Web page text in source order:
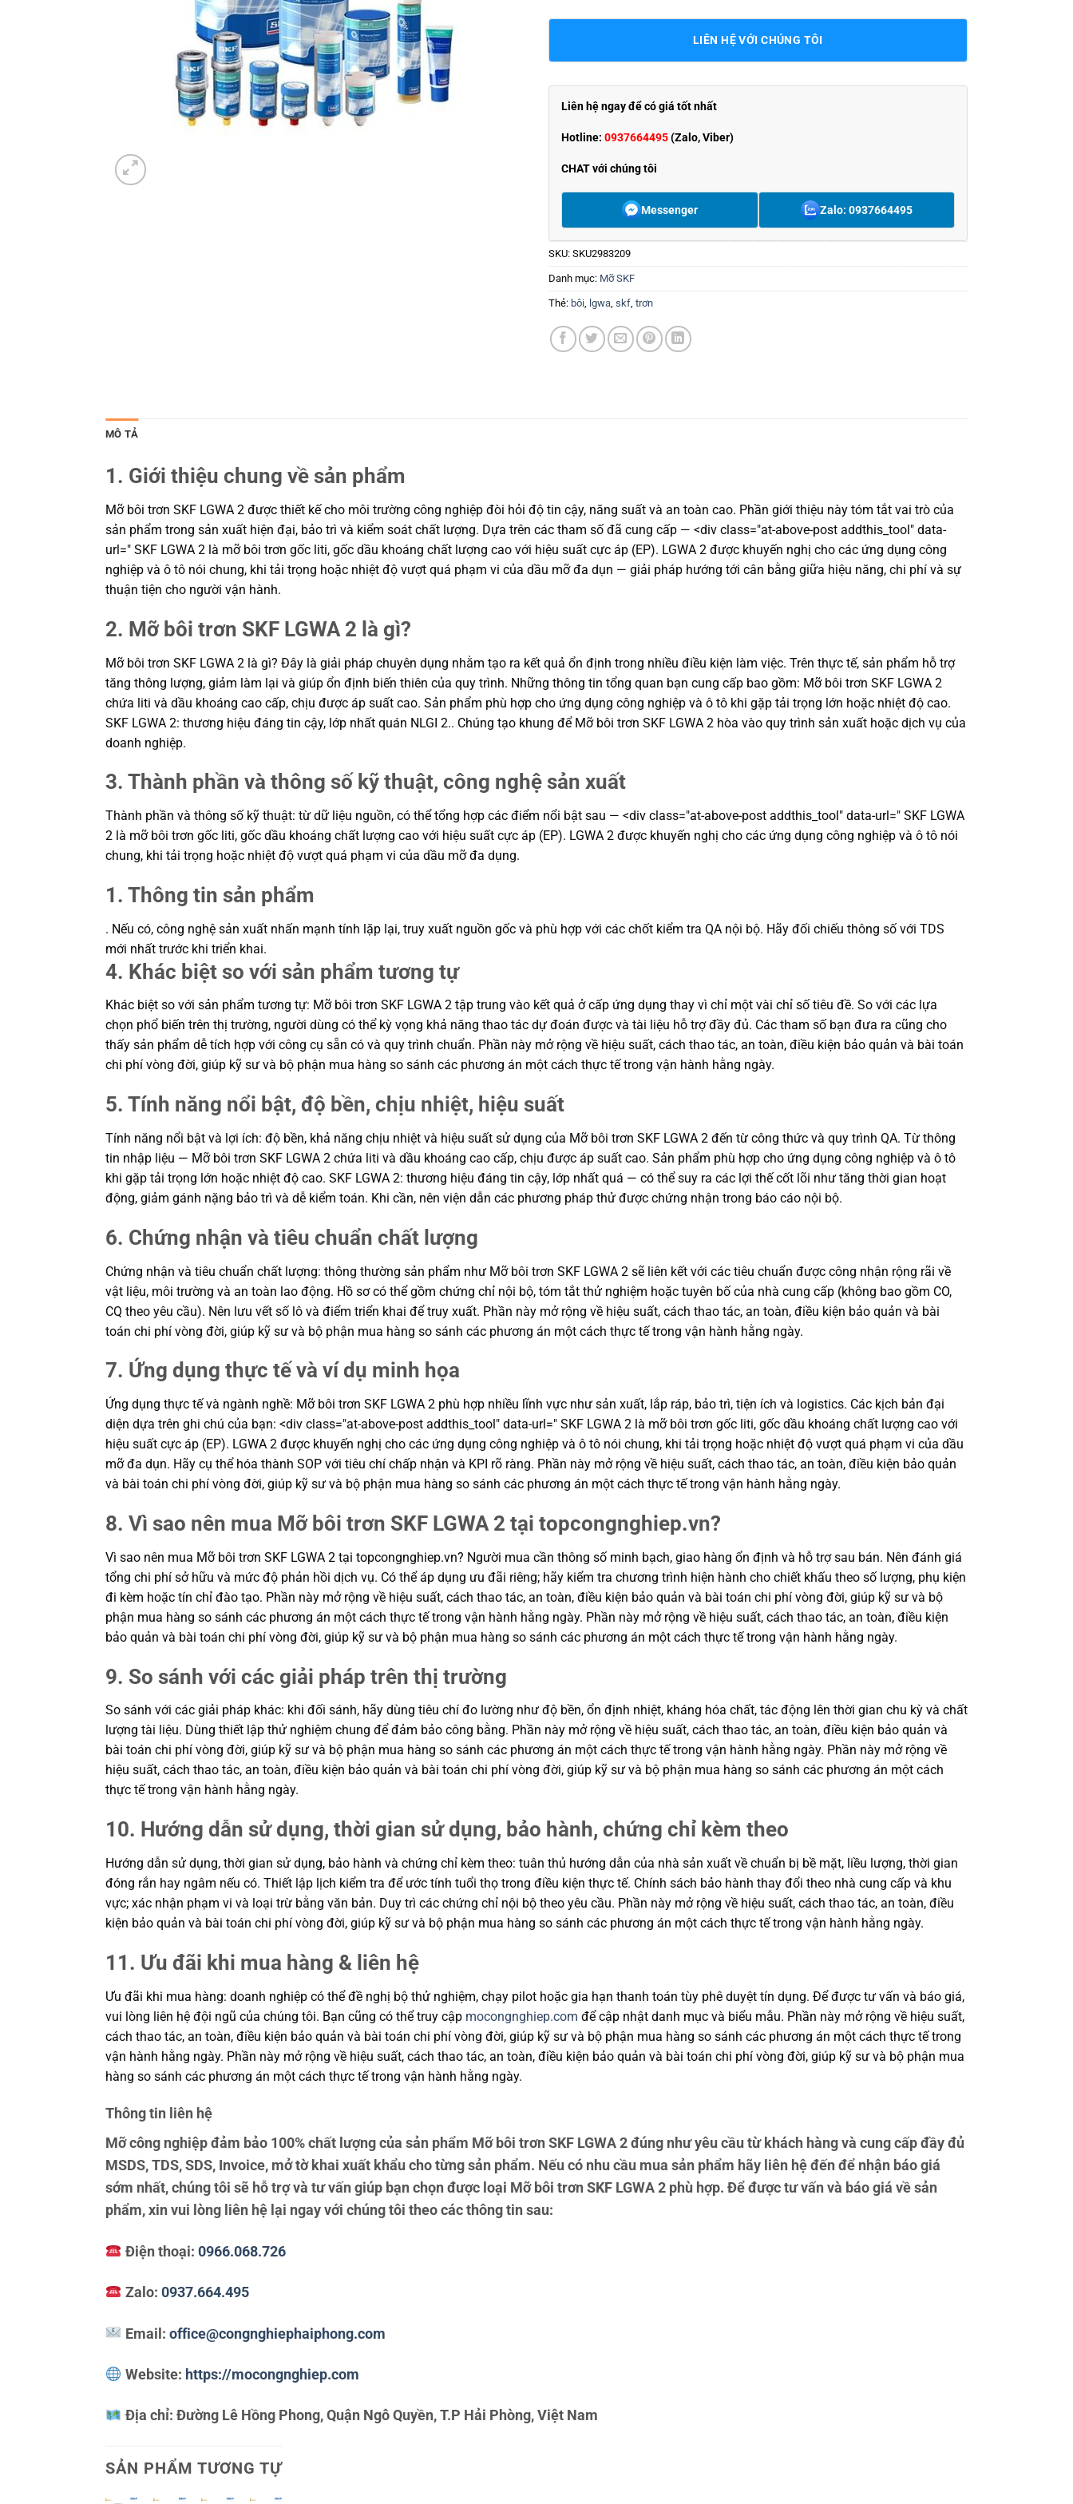
LIÊN HỆ VỚI CHÚNG TÔI
Liên hệ ngay để có giá tốt nhất
Hotline: 0937664495(Zalo, Viber)
CHAT với chúng tôi
Messenger Zalo: 0937664495
SKU: SKU2983209
Danh mục: Mỡ SKF
Thẻ: bôi, lgwa, skf, trơn
MÔ TẢ
1. Giới thiệu chung về sản phẩm
Mỡ bôi trơn SKF LGWA 2 được thiết kế cho môi trường công nghiệp đòi hỏi độ tin cậy, năng suất và an toàn cao. Phần giới thiệu này tóm tắt vai trò của
sản phẩm trong sản xuất hiện đại, bảo trì và kiểm soát chất lượng. Dựa trên các tham số đã cung cấp — <div class="at-above-post addthis_tool" data-
url=" SKF LGWA 2 là mỡ bôi trơn gốc liti, gốc dầu khoáng chất lượng cao với hiệu suất cực áp (EP). LGWA 2 được khuyến nghị cho các ứng dụng công
nghiệp và ô tô nói chung, khi tải trọng hoặc nhiệt độ vượt quá phạm vi của dầu mỡ đa dụn — giải pháp hướng tới cân bằng giữa hiệu năng, chi phí và sự
thuận tiện cho người vận hành.
2. Mỡ bôi trơn SKF LGWA 2 là gì?
Mỡ bôi trơn SKF LGWA 2 là gì? Đây là giải pháp chuyên dụng nhằm tạo ra kết quả ổn định trong nhiều điều kiện làm việc. Trên thực tế, sản phẩm hỗ trợ
tăng thông lượng, giảm làm lại và giúp ổn định biến thiên của quy trình. Những thông tin tổng quan bạn cung cấp bao gồm: Mỡ bôi trơn SKF LGWA 2
chứa liti và dầu khoáng cao cấp, chịu được áp suất cao. Sản phẩm phù hợp cho ứng dụng công nghiệp và ô tô khi gặp tải trọng lớn hoặc nhiệt độ cao.
SKF LGWA 2: thương hiệu đáng tin cậy, lớp nhất quán NLGI 2.. Chúng tạo khung để Mỡ bôi trơn SKF LGWA 2 hòa vào quy trình sản xuất hoặc dịch vụ của
doanh nghiệp.
3. Thành phần và thông số kỹ thuật, công nghệ sản xuất
Thành phần và thông số kỹ thuật: từ dữ liệu nguồn, có thể tổng hợp các điểm nổi bật sau — <div class="at-above-post addthis_tool" data-url=" SKF LGWA
2 là mỡ bôi trơn gốc liti, gốc dầu khoáng chất lượng cao với hiệu suất cực áp (EP). LGWA 2 được khuyến nghị cho các ứng dụng công nghiệp và ô tô nói
chung, khi tải trọng hoặc nhiệt độ vượt quá phạm vi của dầu mỡ đa dụng.
1. Thông tin sản phẩm
. Nếu có, công nghệ sản xuất nhấn mạnh tính lặp lại, truy xuất nguồn gốc và phù hợp với các chốt kiểm tra QA nội bộ. Hãy đối chiếu thông số với TDS
mới nhất trước khi triển khai.
4. Khác biệt so với sản phẩm tương tự
Khác biệt so với sản phẩm tương tự: Mỡ bôi trơn SKF LGWA 2 tập trung vào kết quả ở cấp ứng dụng thay vì chỉ một vài chỉ số tiêu đề. So với các lựa
chọn phổ biến trên thị trường, người dùng có thể kỳ vọng khả năng thao tác dự đoán được và tài liệu hỗ trợ đầy đủ. Các tham số bạn đưa ra cũng cho
thấy sản phẩm dễ tích hợp với công cụ sẵn có và quy trình chuẩn. Phần này mở rộng về hiệu suất, cách thao tác, an toàn, điều kiện bảo quản và bài toán
chi phí vòng đời, giúp kỹ sư và bộ phận mua hàng so sánh các phương án một cách thực tế trong vận hành hằng ngày.
5. Tính năng nổi bật, độ bền, chịu nhiệt, hiệu suất
Tính năng nổi bật và lợi ích: độ bền, khả năng chịu nhiệt và hiệu suất sử dụng của Mỡ bôi trơn SKF LGWA 2 đến từ công thức và quy trình QA. Từ thông
tin nhập liệu — Mỡ bôi trơn SKF LGWA 2 chứa liti và dầu khoáng cao cấp, chịu được áp suất cao. Sản phẩm phù hợp cho ứng dụng công nghiệp và ô tô
khi gặp tải trọng lớn hoặc nhiệt độ cao. SKF LGWA 2: thương hiệu đáng tin cậy, lớp nhất quá — có thể suy ra các lợi thế cốt lõi như tăng thời gian hoạt
động, giảm gánh nặng bảo trì và dễ kiểm toán. Khi cần, nên viện dẫn các phương pháp thử được chứng nhận trong báo cáo nội bộ.
6. Chứng nhận và tiêu chuẩn chất lượng
Chứng nhận và tiêu chuẩn chất lượng: thông thường sản phẩm như Mỡ bôi trơn SKF LGWA 2 sẽ liên kết với các tiêu chuẩn được công nhận rộng rãi về
vật liệu, môi trường và an toàn lao động. Hồ sơ có thể gồm chứng chỉ nội bộ, tóm tắt thử nghiệm hoặc tuyên bố của nhà cung cấp (không bao gồm CO,
CQ theo yêu cầu). Nên lưu vết số lô và điểm triển khai để truy xuất. Phần này mở rộng về hiệu suất, cách thao tác, an toàn, điều kiện bảo quản và bài
toán chi phí vòng đời, giúp kỹ sư và bộ phận mua hàng so sánh các phương án một cách thực tế trong vận hành hằng ngày.
7. Ứng dụng thực tế và ví dụ minh họa
Ứng dụng thực tế và ngành nghề: Mỡ bôi trơn SKF LGWA 2 phù hợp nhiều lĩnh vực như sản xuất, lắp ráp, bảo trì, tiện ích và logistics. Các kịch bản đại
diện dựa trên ghi chú của bạn: <div class="at-above-post addthis_tool" data-url=" SKF LGWA 2 là mỡ bôi trơn gốc liti, gốc dầu khoáng chất lượng cao với
hiệu suất cực áp (EP). LGWA 2 được khuyến nghị cho các ứng dụng công nghiệp và ô tô nói chung, khi tải trọng hoặc nhiệt độ vượt quá phạm vi của dầu
mỡ đa dụn. Hãy cụ thể hóa thành SOP với tiêu chí chấp nhận và KPI rõ ràng. Phần này mở rộng về hiệu suất, cách thao tác, an toàn, điều kiện bảo quản
và bài toán chi phí vòng đời, giúp kỹ sư và bộ phận mua hàng so sánh các phương án một cách thực tế trong vận hành hằng ngày.
8. Vì sao nên mua Mỡ bôi trơn SKF LGWA 2 tại topcongnghiep.vn?
Vì sao nên mua Mỡ bôi trơn SKF LGWA 2 tại topcongnghiep.vn? Người mua cần thông số minh bạch, giao hàng ổn định và hỗ trợ sau bán. Nên đánh giá
tổng chi phí sở hữu và mức độ phản hồi dịch vụ. Có thể áp dụng ưu đãi riêng; hãy kiểm tra chương trình hiện hành cho chiết khấu theo số lượng, phụ kiện
đi kèm hoặc tín chỉ đào tạo. Phần này mở rộng về hiệu suất, cách thao tác, an toàn, điều kiện bảo quản và bài toán chi phí vòng đời, giúp kỹ sư và bộ
phận mua hàng so sánh các phương án một cách thực tế trong vận hành hằng ngày. Phần này mở rộng về hiệu suất, cách thao tác, an toàn, điều kiện
bảo quản và bài toán chi phí vòng đời, giúp kỹ sư và bộ phận mua hàng so sánh các phương án một cách thực tế trong vận hành hằng ngày.
9. So sánh với các giải pháp trên thị trường
So sánh với các giải pháp khác: khi đối sánh, hãy dùng tiêu chí đo lường như độ bền, ổn định nhiệt, kháng hóa chất, tác động lên thời gian chu kỳ và chất
lượng tài liệu. Dùng thiết lập thử nghiệm chung để đảm bảo công bằng. Phần này mở rộng về hiệu suất, cách thao tác, an toàn, điều kiện bảo quản và
bài toán chi phí vòng đời, giúp kỹ sư và bộ phận mua hàng so sánh các phương án một cách thực tế trong vận hành hằng ngày. Phần này mở rộng về
hiệu suất, cách thao tác, an toàn, điều kiện bảo quản và bài toán chi phí vòng đời, giúp kỹ sư và bộ phận mua hàng so sánh các phương án một cách
thực tế trong vận hành hằng ngày.
10. Hướng dẫn sử dụng, thời gian sử dụng, bảo hành, chứng chỉ kèm theo
Hướng dẫn sử dụng, thời gian sử dụng, bảo hành và chứng chỉ kèm theo: tuân thủ hướng dẫn của nhà sản xuất về chuẩn bị bề mặt, liều lượng, thời gian
đóng rắn hay ngâm nếu có. Thiết lập lịch kiểm tra để ước tính tuổi thọ trong điều kiện thực tế. Chính sách bảo hành thay đổi theo nhà cung cấp và khu
vực; xác nhận phạm vi và loại trừ bằng văn bản. Duy trì các chứng chỉ nội bộ theo yêu cầu. Phần này mở rộng về hiệu suất, cách thao tác, an toàn, điều
kiện bảo quản và bài toán chi phí vòng đời, giúp kỹ sư và bộ phận mua hàng so sánh các phương án một cách thực tế trong vận hành hằng ngày.
11. Ưu đãi khi mua hàng & liên hệ
Ưu đãi khi mua hàng: doanh nghiệp có thể đề nghị bộ thử nghiệm, chạy pilot hoặc gia hạn thanh toán tùy phê duyệt tín dụng. Để được tư vấn và báo giá,
vui lòng liên hệ đội ngũ của chúng tôi. Bạn cũng có thể truy cập mocongnghiep.com để cập nhật danh mục và biểu mẫu. Phần này mở rộng về hiệu suất,
cách thao tác, an toàn, điều kiện bảo quản và bài toán chi phí vòng đời, giúp kỹ sư và bộ phận mua hàng so sánh các phương án một cách thực tế trong
vận hành hằng ngày. Phần này mở rộng về hiệu suất, cách thao tác, an toàn, điều kiện bảo quản và bài toán chi phí vòng đời, giúp kỹ sư và bộ phận mua
hàng so sánh các phương án một cách thực tế trong vận hành hằng ngày.
Thông tin liên hệ
Mỡ công nghiệp đảm bảo 100% chất lượng của sản phẩm Mỡ bôi trơn SKF LGWA 2 đúng như yêu cầu từ khách hàng và cung cấp đầy đủ
MSDS, TDS, SDS, Invoice, mở tờ khai xuất khẩu cho từng sản phẩm. Nếu có nhu cầu mua sản phẩm hãy liên hệ đến để nhận báo giá
sớm nhất, chúng tôi sẽ hỗ trợ và tư vấn giúp bạn chọn được loại Mỡ bôi trơn SKF LGWA 2 phù hợp. Để được tư vấn và báo giá về sản
phẩm, xin vui lòng liên hệ lại ngay với chúng tôi theo các thông tin sau:
Điện thoại: 0966.068.726
Zalo: 0937.664.495
Email: office@congnghiephaiphong.com
Website: https://mocongnghiep.com
Địa chỉ: Đường Lê Hồng Phong, Quận Ngô Quyền, T.P Hải Phòng, Việt Nam
SẢN PHẨM TƯƠNG TỰ